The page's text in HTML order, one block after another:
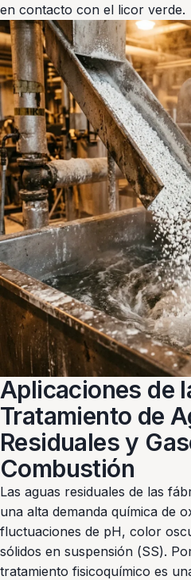
en contacto con el licor verde.
Aplicaciones de
Tratamiento de
Residuales y
Combustión
Las aguas residuales de las
una alta demanda química de
fluctuaciones de pH, color
sólidos en suspensión (SS).
tratamiento fisicoquímico es